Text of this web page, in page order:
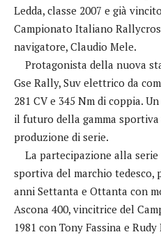
Ledda, classe 2007 e già
Campionato Italiano
navigatore, Claudio Mele.
Protagonista della nuova
Gse Rally, Suv elettrico da
281 CV e 345 Nm di coppia.
il futuro della gamma sportiva
produzione di serie.
La partecipazione alla serie
sportiva del marchio
anni Settanta e Ottanta con
Ascona 400, vincitrice del
1981 con Tony Fassina e